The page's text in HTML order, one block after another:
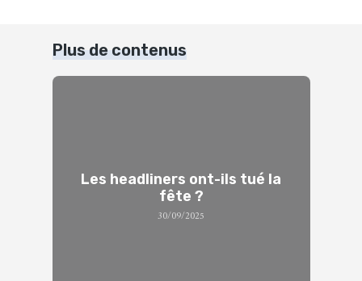
Plus de contenus
Les headliners ont-ils tué la
fête ?
30/09/2025